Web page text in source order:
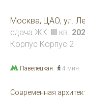
Москва, ЦАО, ул.
сдача ЖК: III кв.
Корпус Корпус 2
Павелецкая 4 мин
Современная